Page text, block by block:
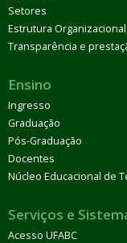
Setores
Estrutura Organizacional
Transparência e
Ensino
Ingresso
Graduação
Pós-Graduação
Docentes
Núcleo Educacional de
Serviços e
Acesso UFABC